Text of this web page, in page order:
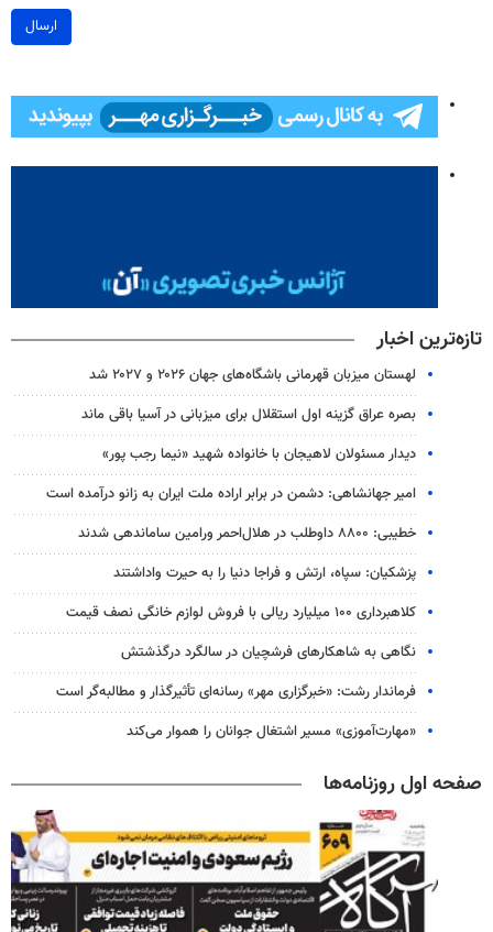
ارسال
تازه‌ترین اخبار
لهستان میزبان قهرمانی باشگاه‌های جهان ۲۰۲۶ و ۲۰۲۷ شد
بصره عراق گزینه اول استقلال برای میزبانی در آسیا باقی ماند
دیدار مسئولان لاهیجان با خانواده شهید «نیما رجب پور»
امیر جهانشاهی: دشمن در برابر اراده ملت ایران به زانو درآمده است
خطیبی: ۸۸۰۰ داوطلب در هلال‌احمر ورامین ساماندهی شدند
پزشکیان: سپاه، ارتش و فراجا دنیا را به حیرت واداشتند
کلاهبرداری ۱۰۰ میلیارد ریالی با فروش لوازم خانگی نصف قیمت
نگاهی به شاهکارهای فرشچیان در سالگرد درگذشتش
فرماندار رشت: «خبرگزاری مهر» رسانه‌ای تأثیرگذار و مطالبه‌گر است
«مهارت‌آموزی» مسیر اشتغال جوانان را هموار می‌کند
صفحه اول روزنامه‌ها